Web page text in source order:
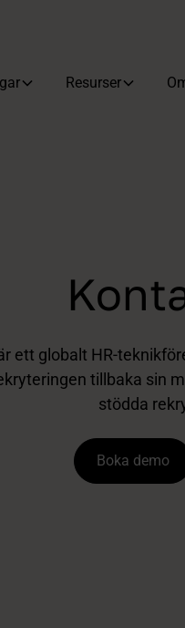
Resurser
ett globalt HR-
tillbaka sin
stödda
Boka demo